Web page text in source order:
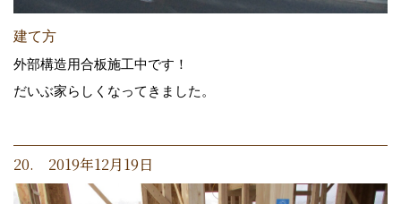
建て方
外部構造用合板施工中です！
だいぶ家らしくなってきました。
20. 2019年12月19日